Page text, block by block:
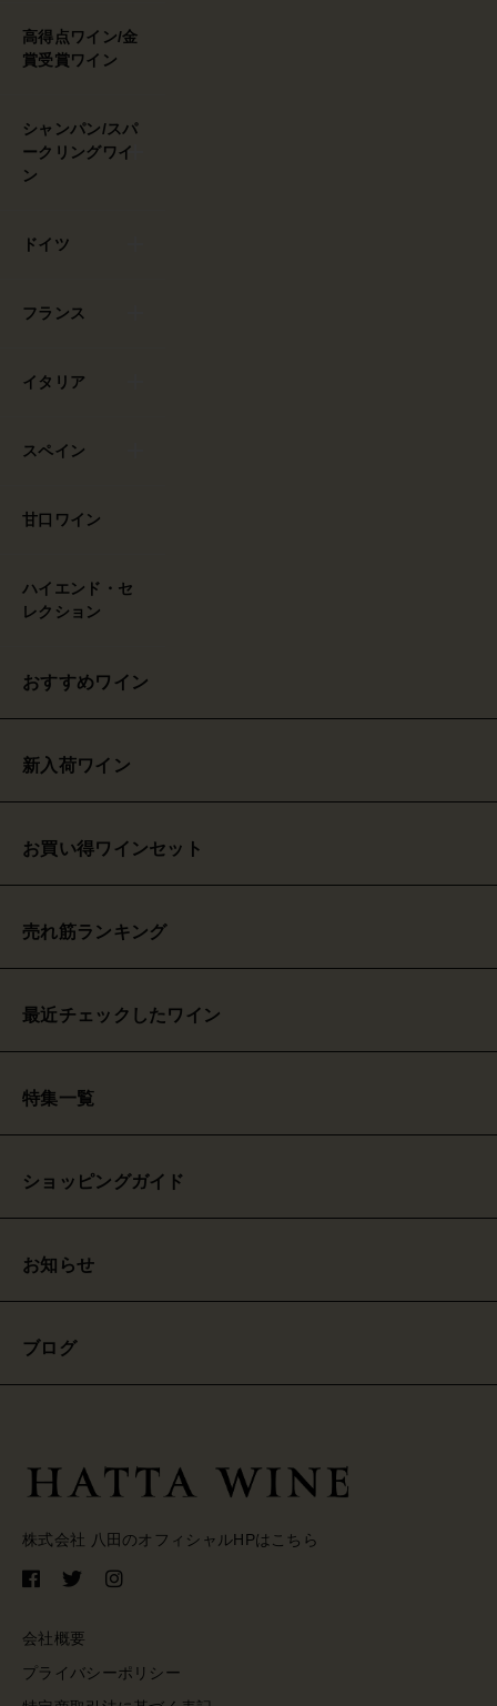
高得点ワイン/金
賞受賞ワイン
シャンパン/スパ
ークリングワイ
ン
ドイツ
フランス
イタリア
スペイン
甘口ワイン
ハイエンド・セ
レクション
おすすめワイン
新入荷ワイン
お買い得ワインセット
売れ筋ランキング
最近チェックしたワイン
特集一覧
ショッピングガイド
お知らせ
ブログ
会社概要
プライバシーポリシー
株式会社 八田のオフィシャルHPはこちら